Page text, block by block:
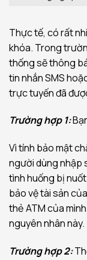
Thực tế, có rất
khóa. Trong
thống sẽ thông
tin nhắn SMS
trực tuyến đã
Trường hợp 1:
Vì tính bảo mật
người dùng nhập
tình huống bị
bảo vệ tài sản
thẻ ATM của
nguyên nhân này.
Trường hợp 2: